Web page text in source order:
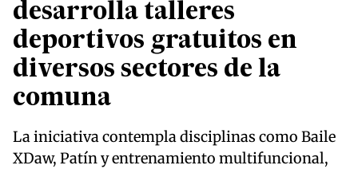
desarrolla talleres
deportivos gratuitos en
diversos sectores de la
comuna
La iniciativa contempla disciplinas como Baile
XDaw, Patín y entrenamiento multifuncional,